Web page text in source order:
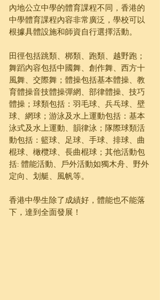
內地公立中學的體育課程不同，香港的
中學體育課程內容非常廣泛，學校可以
根據具體設施和師資自行選擇活動。
田徑包括跳類、梆類、跑類、越野跑；
舞蹈內容包括中國舞、創作舞、西方十
風舞、交際舞；體操包括基本體操、教
育體操音技體操彈網、部律體操、技巧
體操；球類包括：羽毛球、兵乓球、壁
球、網球；游泳及水上運動包括：基本
泳式及水上運動、韻律泳；隊際球類活
動包括：籃球、足球、手球、排球、曲
棍球、橄欖球、長曲棍球；其他活動包
括: 體能活動、戶外活動如獨木舟、野外
定向、划艇、風帆等。
香港中學生除了成績好，體能也不能落
下，達到全面發展！